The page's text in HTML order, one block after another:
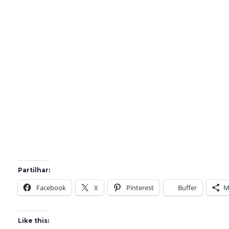
Partilhar:
Facebook X Pinterest Buffer
Like this: